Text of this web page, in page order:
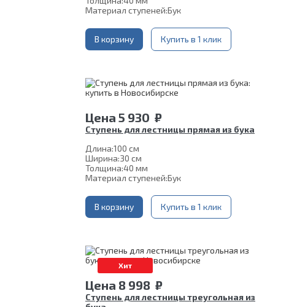
Материал ступеней:Бук
В корзину Купить в 1 клик
Цена 5 930 ₽
Ступень для лестницы прямая из бука
Длина:100 см
Ширина:30 см
Толщина:40 мм
Материал ступеней:Бук
В корзину Купить в 1 клик
Хит
Цена 8 998 ₽
Ступень для лестницы треугольная из